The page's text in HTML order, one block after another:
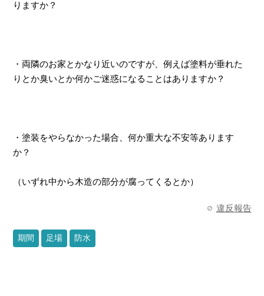
りますか？
・両隣のお家とかなり近いのですが、例えば塗料が垂れた
りとか臭いとか何かご迷惑になることはありますか？
・塗装をやらなかった場合、何か重大な不安等あります
か？
（いずれ中から木造の部分が腐ってくるとか）
違反報告
期間 足場 防水